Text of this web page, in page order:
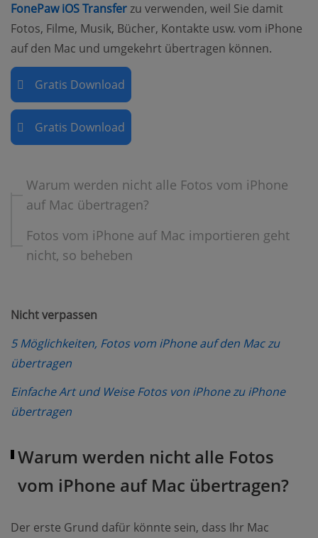
FonePaw iOS Transfer (opens new window)
zu verwenden, weil Sie damit
Fotos, Filme, Musik, Bücher, Kontakte usw. vom iPhone
auf den Mac und umgekehrt übertragen können.
Gratis Download
Gratis Download
Warum werden nicht alle Fotos vom iPhone
auf Mac übertragen?
Fotos vom iPhone auf Mac importieren geht
nicht, so beheben
Nicht verpassen
5 Möglichkeiten, Fotos vom iPhone auf den Mac zu
übertragen(opens new window)
Einfache Art und Weise Fotos von iPhone zu iPhone
übertragen(opens new window)
Warum werden nicht alle Fotos
vom iPhone auf Mac übertragen?
Der erste Grund dafür könnte sein, dass Ihr Mac